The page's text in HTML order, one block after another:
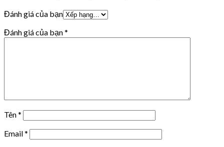
Đánh giá của bạn
Đánh giá của bạn*
Tên*
Email*